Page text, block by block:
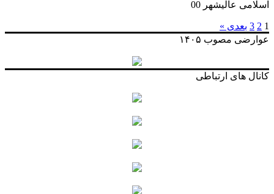
اسلامی عالیشهر 00
1
2
3 بعدی »
عوارضی مصوب ۱۴۰۵
کانال های ارتباطی